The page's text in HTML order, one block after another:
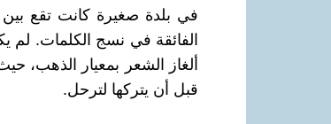
في بلدة صغيرة كانت تقع
الفائقة في نسج الكلمات.
ألغاز الشعر بمعيار الذهب،
قبل أن يتركها لترحل.